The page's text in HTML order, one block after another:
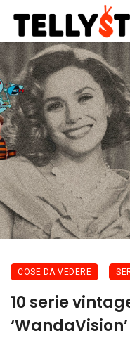
COSE DA VEDERE
10 serie
‘WandaVision’